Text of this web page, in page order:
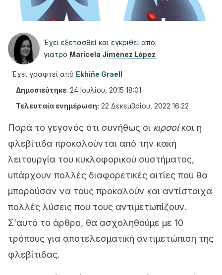
Έχει εξετασθεί και εγκριθεί από:
γιατρό Maricela Jiménez López
Έχει γραφτεί από Ekhiñe Graell
Δημοσιεύτηκε: 24 Ιουλίου, 2015 18:01
Τελευταία ενημέρωση: 22 Δεκεμβρίου, 2022 16:22
Παρά το γεγονός ότι συνήθως οι κιρσοίκαι η
φλεβίτιδα προκαλούνται από την κακή
λειτουργία του κυκλοφορικού συστήματος,
υπάρχουν πολλές διαφορετικές αιτίες που θα
μπορούσαν να τους προκαλούν και αντίστοιχα
πολλές λύσεις που τους αντιμετωπίζουν.
Σ’αυτό το άρθρο, θα ασχοληθούμε με 10
τρόπους για αποτελεσματική αντιμετώπιση της
φλεβίτιδας.